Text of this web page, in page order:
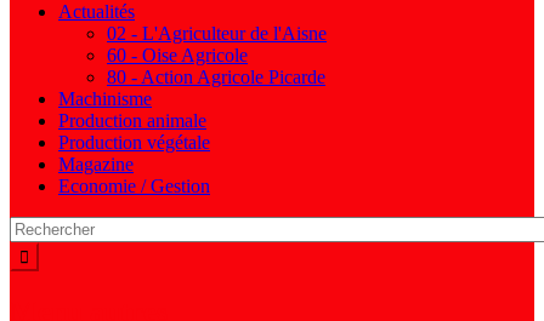
Actualités
02 - L'Agriculteur de l'Aisne
60 - Oise Agricole
80 - Action Agricole Picarde
Machinisme
Production animale
Production végétale
Magazine
Economie / Gestion